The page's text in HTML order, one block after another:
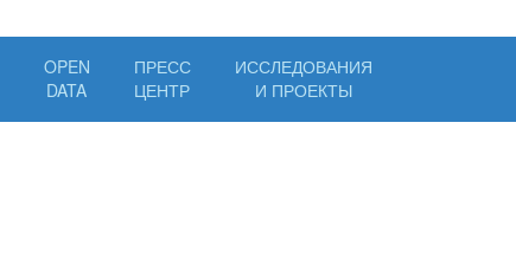
OPEN
DATA
ПРЕСС
ЦЕНТР
ИССЛЕДОВАНИЯ
И ПРОЕКТЫ